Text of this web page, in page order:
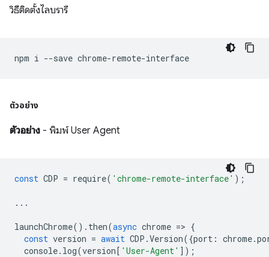
วิธีติดตั้งไลบรารี
npm i --save
ตัวอย่าง
ตัวอย่าง - พิมพ์ User Agent
const CDP = require( 'chrome-remote-interface' );
...
launchChrome(). then(async chrome => {
const version = await CDP .Version({port : chrome.
console. log(version[ 'User-Agent' ]);